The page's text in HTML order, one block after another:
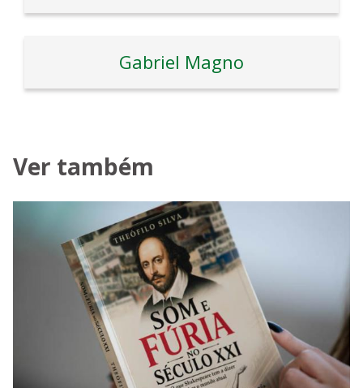
Gabriel Magno
Ver também